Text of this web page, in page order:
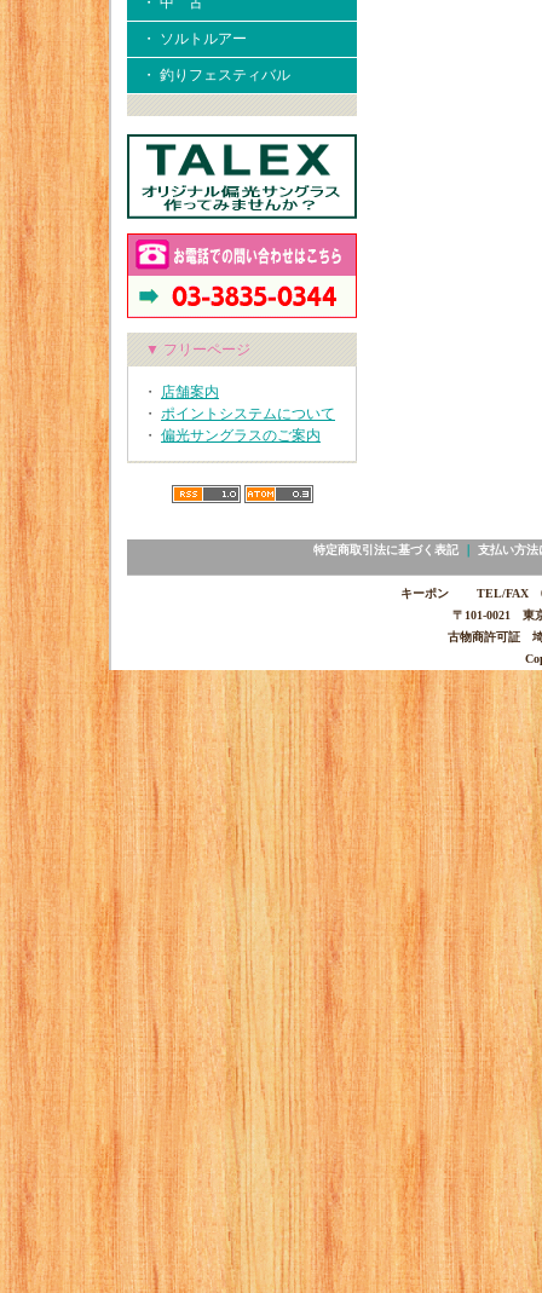
・ ソルトルアー
・ 釣りフェスティバル
▼ フリーページ
・ 店舗案内
・ ポイントシステムについて
・ 偏光サングラスのご案内
特定商取引法に基づく表記｜ 支払い方法
キーポン TEL/FAX
〒101-0021 東
古物商許可証